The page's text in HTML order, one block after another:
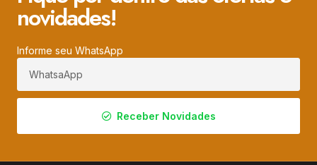
novidades!
Informe seu WhatsApp
Receber Novidades